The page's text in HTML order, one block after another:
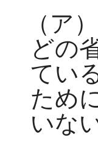
（ア
どの
てい
ため
いな